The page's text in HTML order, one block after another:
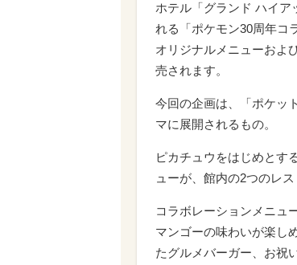
ホテル「グランド ハイア
れる「ポケモン30周年コ
オリジナルメニューおよ
売されます。
今回の企画は、「ポケッ
マに展開されるもの。
ピカチュウをはじめとす
ューが、館内の2つのレ
コラボレーションメニュ
マンゴーの味わいが楽し
たグルメバーガー、お祝